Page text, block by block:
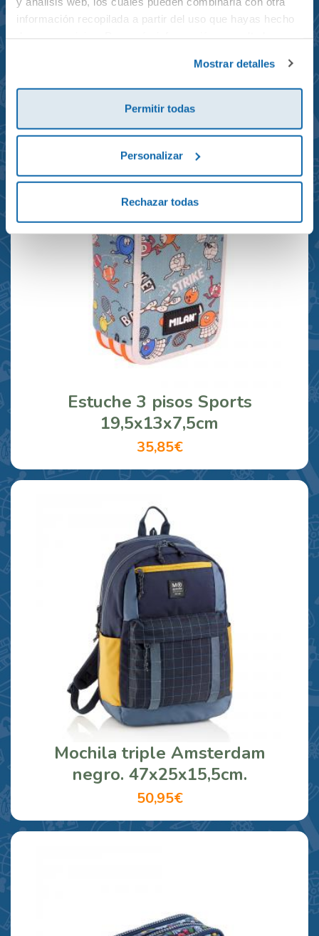
información recopilada a partir del uso que hayas hecho
Mostrar detalles
Permitir todas
Personalizar
Rechazar todas
reciclada 21x10x28cm
23,95€
Estuche 3 pisos Sports
19,5x13x7,5cm
35,85€
Mochila triple Amsterdam
negro. 47x25x15,5cm.
50,95€